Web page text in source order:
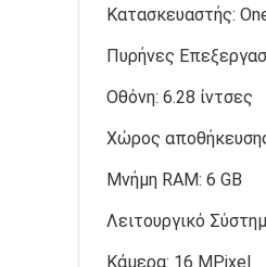
Κατασκευαστής:
Πυρήνες
Οθόνη: 6.28 ίντσες
Χώρος
Μνήμη RAM: 6 GB
Λειτουργικό
Κάμερα: 16 MPixel